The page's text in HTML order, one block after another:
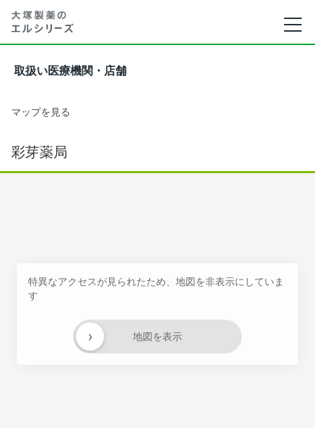
取扱い医療機関・店舗
マップを見る
彩芽薬局
特異なアクセスが見られたため、地図を非表示にしていま
す
地図を表示
›